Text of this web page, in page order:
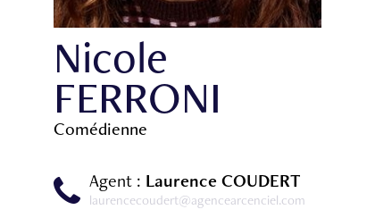
Nicole
FERRONI
Comédienne
Agent : Laurence COUDERT
laurencecoudert@agencearcenciel.com